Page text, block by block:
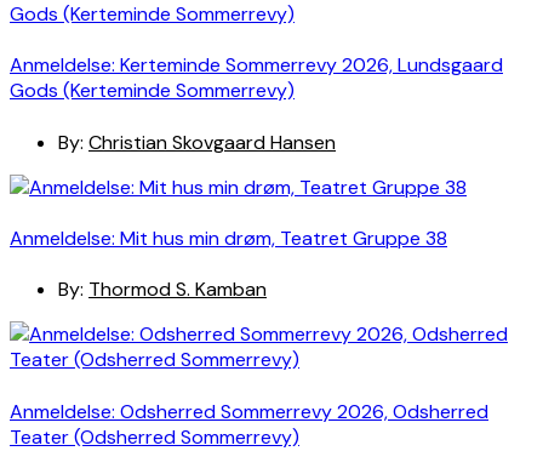
Anmeldelse: Kerteminde Sommerrevy 2026, Lundsgaard
Gods (Kerteminde Sommerrevy)
By: Christian Skovgaard Hansen
Anmeldelse: Mit hus min drøm, Teatret Gruppe 38
By: Thormod S. Kamban
Anmeldelse: Odsherred Sommerrevy 2026, Odsherred
Teater (Odsherred Sommerrevy)